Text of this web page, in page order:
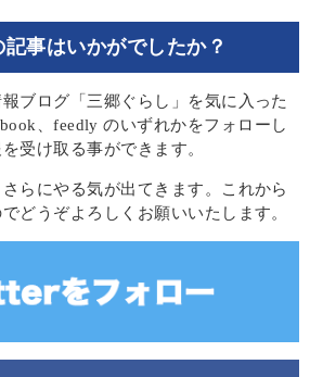
事はいかがでしたか？
ブログ「三郷ぐらし」を気に入った
、feedly のいずれかをフォローし
受け取る事ができます。
らにやる気が出てきます。これから
どうぞよろしくお願いいたします。